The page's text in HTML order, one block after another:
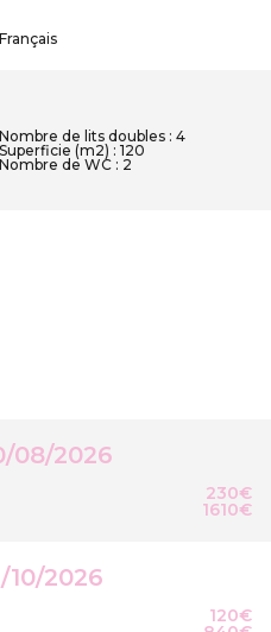
Français
Nombre de lits doubles : 4
Superficie (m2) : 120
Nombre de WC : 2
08/2026
230€
1610€
10/2026
120€